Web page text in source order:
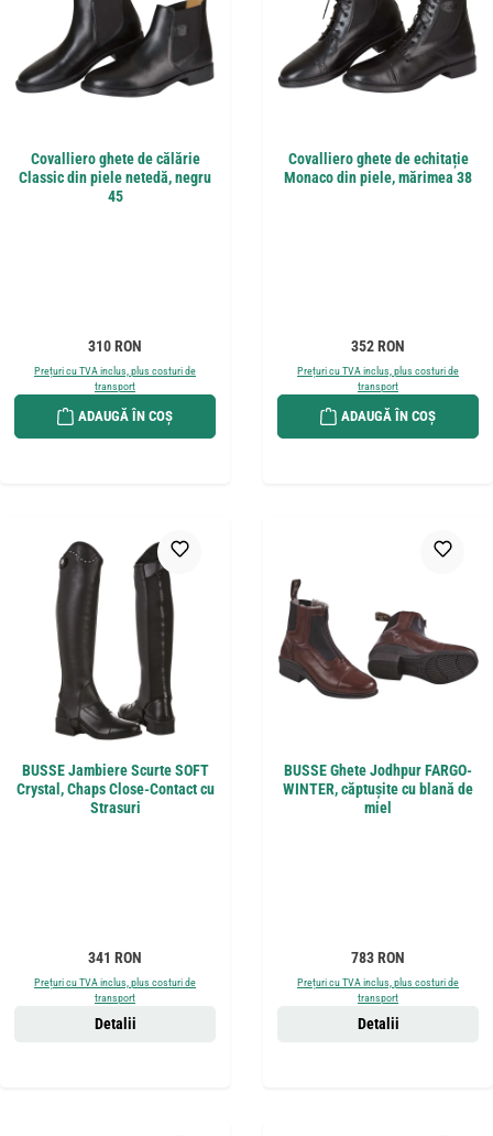
Covalliero ghete de călărie
Classic din piele netedă, negru
45
Preț obișnuit:
310 RON
Prețuri cu TVA inclus, plus costuri de
transport
ADAUGĂ ÎN COȘ
Covalliero ghete de echitație
Monaco din piele, mărimea 38
Preț obișnuit:
352 RON
Prețuri cu TVA inclus, plus costuri de
transport
ADAUGĂ ÎN COȘ
BUSSE Jambiere Scurte SOFT
Crystal, Chaps Close-Contact cu
Strasuri
Preț obișnuit:
341 RON
Prețuri cu TVA inclus, plus costuri de
transport
Detalii
BUSSE Ghete Jodhpur FARGO-
WINTER, căptușite cu blană de
miel
Preț obișnuit:
783 RON
Prețuri cu TVA inclus, plus costuri de
transport
Detalii